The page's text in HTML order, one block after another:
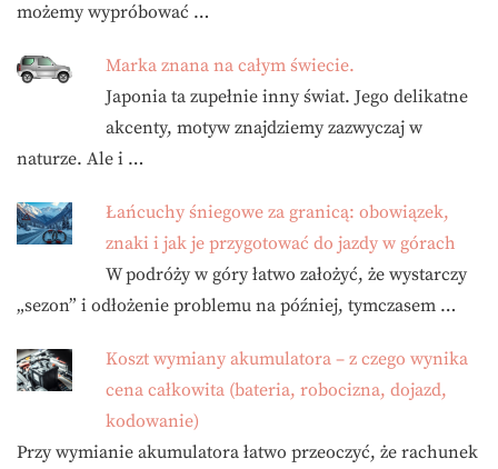
możemy wypróbować …
Marka znana na całym świecie.
Japonia ta zupełnie inny świat. Jego delikatne
akcenty, motyw znajdziemy zazwyczaj w
naturze. Ale i …
Łańcuchy śniegowe za granicą: obowiązek,
znaki i jak je przygotować do jazdy w górach
W podróży w góry łatwo założyć, że wystarczy
„sezon” i odłożenie problemu na później, tymczasem …
Koszt wymiany akumulatora – z czego wynika
cena całkowita (bateria, robocizna, dojazd,
kodowanie)
Przy wymianie akumulatora łatwo przeoczyć, że rachunek